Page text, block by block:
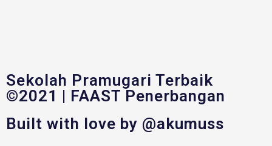
Sekolah Pramugari Terbaik
©2021 | FAAST Penerbangan
Built with love by @akumuss